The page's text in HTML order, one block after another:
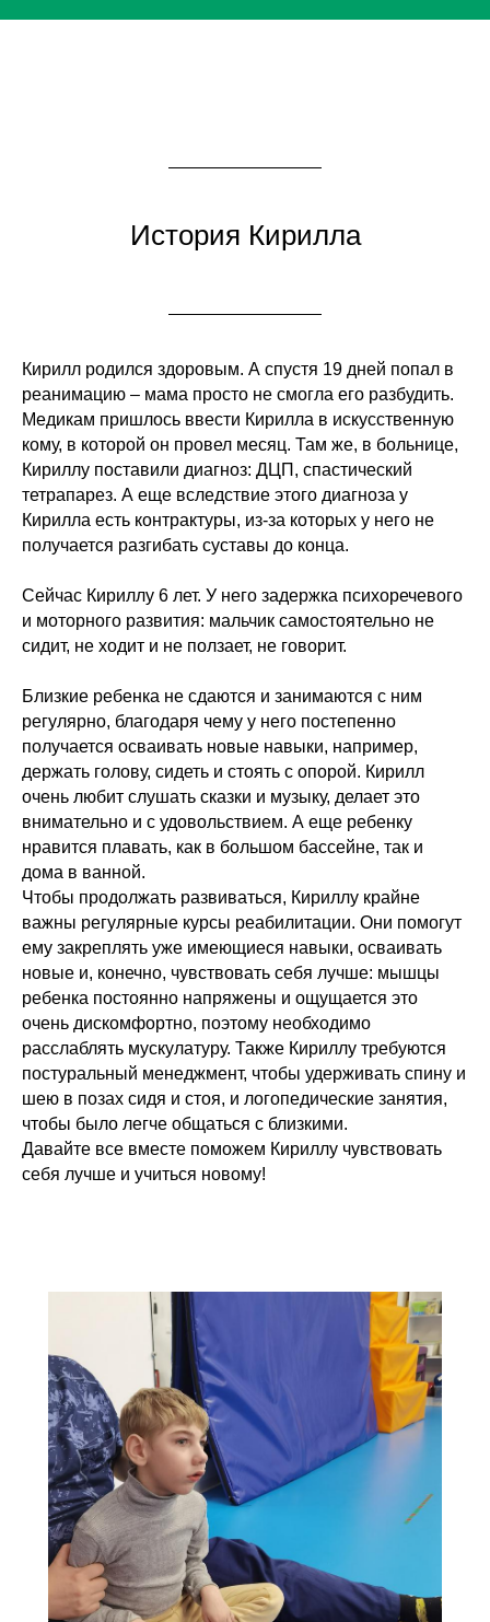
История Кирилла
Кирилл родился здоровым. А спустя 19 дней попал в
реанимацию – мама просто не смогла его разбудить.
Медикам пришлось ввести Кирилла в искусственную
кому, в которой он провел месяц. Там же, в больнице,
Кириллу поставили диагноз: ДЦП, спастический
тетрапарез. А еще вследствие этого диагноза у
Кирилла есть контрактуры, из-за которых у него не
получается разгибать суставы до конца.
Сейчас Кириллу 6 лет. У него задержка психоречевого
и моторного развития: мальчик самостоятельно не
сидит, не ходит и не ползает, не говорит.
Близкие ребенка не сдаются и занимаются с ним
регулярно, благодаря чему у него постепенно
получается осваивать новые навыки, например,
держать голову, сидеть и стоять с опорой. Кирилл
очень любит слушать сказки и музыку, делает это
внимательно и с удовольствием. А еще ребенку
нравится плавать, как в большом бассейне, так и
дома в ванной.
Чтобы продолжать развиваться, Кириллу крайне
важны регулярные курсы реабилитации. Они помогут
ему закреплять уже имеющиеся навыки, осваивать
новые и, конечно, чувствовать себя лучше: мышцы
ребенка постоянно напряжены и ощущается это
очень дискомфортно, поэтому необходимо
расслаблять мускулатуру. Также Кириллу требуются
постуральный менеджмент, чтобы удерживать спину и
шею в позах сидя и стоя, и логопедические занятия,
чтобы было легче общаться с близкими.
Давайте все вместе поможем Кириллу чувствовать
себя лучше и учиться новому!